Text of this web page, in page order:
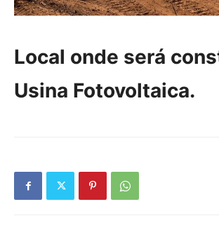
Local onde será
Usina Fotovoltaica.